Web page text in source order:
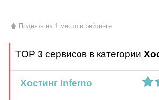
Поднять на 1 место в рейтинге
TOP 3 сервисов в категории
Хостинг Inferno